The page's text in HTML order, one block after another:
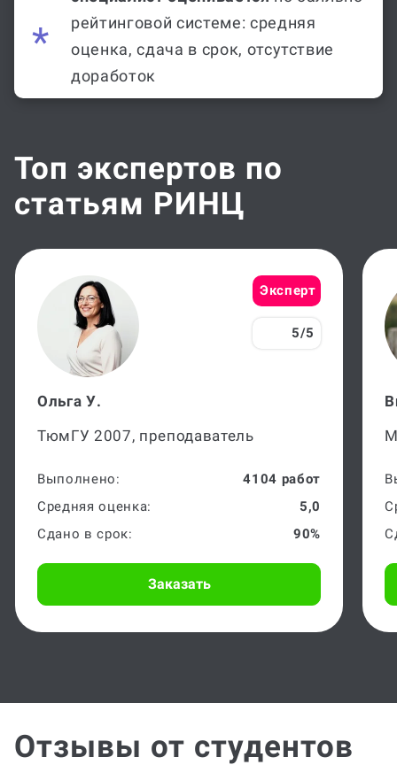
рейтинговой системе: средняя
оценка, сдача в срок, отсутствие
доработок
Топ экспертов по
статьям РИНЦ
Эксперт
5/5
Ольга У.
ТюмГУ 2007, преподаватель
Выполнено:
4104 работ
Средняя оценка:
5,0
Сдано в срок:
90%
Заказать
Отзывы от студентов